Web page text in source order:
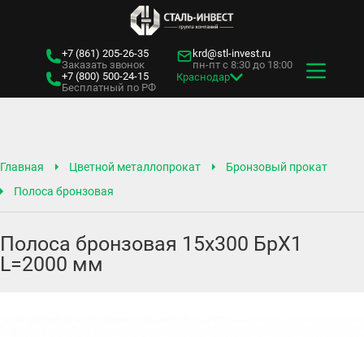
+7 (861) 205-26-35
Заказать звонок
+7 (800) 500-24-15
Бесплатный по РФ
krd@stl-invest.ru
пн-пт с 8:30 до 18:00
Краснодар
Главная Цветной металлопрокат
Бронзовый прокат
Полоса бронзовая
Полоса бронзовая 15х300 БрХ1
L=2000 мм